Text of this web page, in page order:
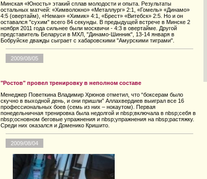
Минская «Юность» этакий сплав молодости и опыта. Результаты
остальных матчей: «Химволокно» «Металлург» 2:1, «Гомель» «Динамо»
4:5 (овертайм), «Неман» «Химик» 4:1, «Брест» «Витебск» 2:5. Но и он
оставался "сухим" всего 84 секунды. В предыдущей встрече в Минске 2
ноября 2011 года сильнее были москвичи - 4:3 в овертайме. Другой
представитель Беларуси в МХЛ, "Динамо-Шинник", 13-14 января в
Бобруйске дважды сыграет с хабаровскими "Амурскими тиграми".
2009/08/05
"Ростов" провел тренировку в неполном составе
Менеджер Поветкина Владимир Хрюнов отметил, что “боксерам было
скучно в выходной день, и они пришли” Аллахвердиев выиграл все 16
профессиональных боев (семь из них – нокаутом). Первая
понедельничная тренировка была недолгой и nbsp;включала в nbsp;себя в
nbsp;основном беговые упражнения и nbsp;упражнения на nbsp;растяжку.
Среди них оказался и Доменико Кришито.
2009/08/04